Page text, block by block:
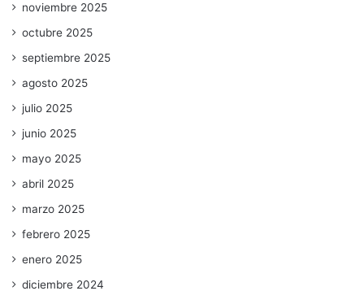
noviembre 2025
octubre 2025
septiembre 2025
agosto 2025
julio 2025
junio 2025
mayo 2025
abril 2025
marzo 2025
febrero 2025
enero 2025
diciembre 2024